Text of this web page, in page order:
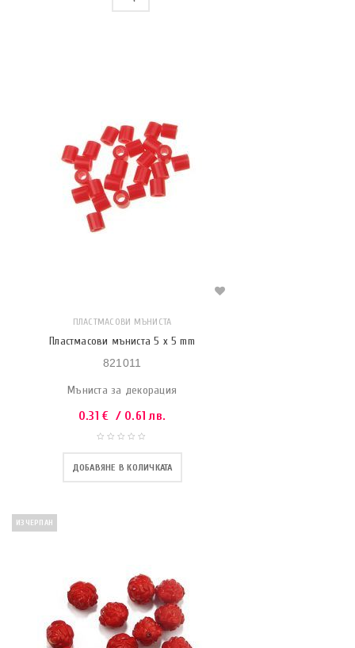
ПЛАСТМАСОВИ МЪНИСТА
Пластмасови мъниста 5 x 5 mm
821011
Мъниста за декорация
0.31€ / 0.61 лв.
ДОБАВЯНЕ В КОЛИЧКАТА
ИЗЧЕРПАН